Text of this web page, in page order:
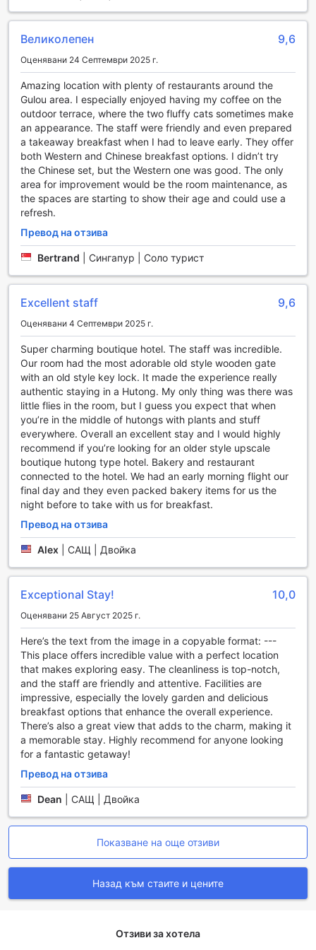
химическо чистене, които ще се погрижат за вашето
разглеждане на забележителностите на града.
Сигурността на вашите ценности е приоритет в The
Orchid Hotel, затова хотелът предлага сейфове за
съхранение на ценности. Освен това, консерж услугите
са на разположение, за да ви помогнат с всякакви
запитвания и резервации, което прави престоя ви още
по-удобен. Безплатният Wi-Fi в стаите и обществените
зони ви позволява да останете свързани с близките си
или да планирате следващите си приключения, а
ежедневното почистване на стаите гарантира, че
вашето пространство остава винаги свежо и приятно.
Транспортни удобства в The Orchid Hotel
The Orchid Hotel в Пекин предлага разнообразие от
транспортни удобства, които гарантират на своите
забележителностите на града. Хотелът предлага удобна
услуга за трансфер от и до летището, която е идеална
за тези, които желаят да избегнат стреса от местния
транспорт. Професионалният екип на хотела ще се
погрижи за вашето удобно и безопасно пътуване,
позволявайки ви да се насладите на всяка минута от
престоя си в Пекин.
Освен трансферите, The Orchid Hotel предлага и услуги
за наем на автомобили, което ви дава свободата да
проучвате града и околностите в собствен ритъм. За
тези, които предпочитат да се доверят на местни
шофьори, хотелът предлага и таксиметрова услуга,
която е бърза и удобна. За любителите на
приключенията, The Orchid Hotel организира и
обиколки, които ви позволяват да откриете най-добрите
забележителности на Пекин, а също така предлага и
билетна услуга, за да осигури вашето място на важни
събития и атракции. С тези удобства, вашето пътуване
ще бъде не само приятно, но и безпроблемно.
Удобства в стаите на хотел Orchid
Хотел Orchid в Пекин предлага уникален комфорт и
към детайла. Всеки апартамент е оборудван с
климатик, осигуряващ приятна температура през
цялата година. Гостите могат да се насладят на
удобството на мини бара, където ще намерят
освежаващи напитки и закуски. За любителите на
развлеченията, стаите разполагат с телевизор и
вградени филми, които правят всяка вечер
незабравима. В допълнение, за вашето удобство, всяка
стая предлага и сешоар, което е идеално за бързото
подготвяне преди важна среща или вечеря.
Стаите разполагат с балкон или тераса, предоставяйки
невероятна гледка към околността, където можете да
се насладите на чаша кафе или чай, приготвени с
удобния кафе/чайник, наличен в стаята. Безплатната
бутилирана вода и тоалетните принадлежности добавят
тишина и спокойствие за пълноценен сън. Луксозните
хавлии и спално бельо допълват усещането за лукс, а
отделната всекидневна предлага пространство за
релаксация и забавление. Хотел Orchid е перфектното
комфорт и удоволствие.
Великолепен 9,6
Оценявани 24 Септември 2025 г.
Amazing location with plenty of restaurants around the
Gulou area. I especially enjoyed having my coffee on the
outdoor terrace, where the two fluffy cats sometimes make
an appearance. The staff were friendly and even prepared
a takeaway breakfast when I had to leave early. They offer
both Western and Chinese breakfast options. I didn’t try
the Chinese set, but the Western one was good. The only
area for improvement would be the room maintenance, as
the spaces are starting to show their age and could use a
refresh.
Превод на отзива
Bertrand Сингапур | Соло турист
Excellent staff 9,6
Оценявани 4 Септември 2025 г.
Super charming boutique hotel. The staff was incredible.
Our room had the most adorable old style wooden gate
with an old style key lock. It made the experience really
authentic staying in a Hutong. My only thing was there was
little flies in the room, but I guess you expect that when
you’re in the middle of hutongs with plants and stuff
everywhere. Overall an excellent stay and I would highly
recommend if you’re looking for an older style upscale
boutique hutong type hotel. Bakery and restaurant
connected to the hotel. We had an early morning flight our
final day and they even packed bakery items for us the
night before to take with us for breakfast.
Превод на отзива
Alex САЩ | Двойка
Exceptional Stay! 10,0
Оценявани 25 Август 2025 г.
Here’s the text from the image in a copyable format: ---
This place offers incredible value with a perfect location
that makes exploring easy. The cleanliness is top-notch,
and the staff are friendly and attentive. Facilities are
impressive, especially the lovely garden and delicious
breakfast options that enhance the overall experience.
There’s also a great view that adds to the charm, making it
a memorable stay. Highly recommend for anyone looking
for a fantastic getaway!
Превод на отзива
Dean САЩ | Двойка
Показване на още отзиви
Назад към стаите и цените
Отзиви за хотела